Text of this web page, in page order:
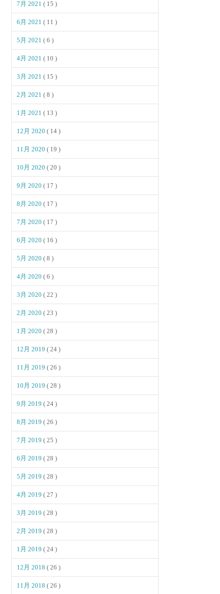
7月 2021( 15 )
6月 2021( 11 )
5月 2021( 6 )
4月 2021( 10 )
3月 2021( 15 )
2月 2021( 8 )
1月 2021( 13 )
12月 2020( 14 )
11月 2020( 19 )
10月 2020( 20 )
9月 2020( 17 )
8月 2020( 17 )
7月 2020( 17 )
6月 2020( 16 )
5月 2020( 8 )
4月 2020( 6 )
3月 2020( 22 )
2月 2020( 23 )
1月 2020( 28 )
12月 2019( 24 )
11月 2019( 26 )
10月 2019( 28 )
9月 2019( 24 )
8月 2019( 26 )
7月 2019( 25 )
6月 2019( 28 )
5月 2019( 28 )
4月 2019( 27 )
3月 2019( 28 )
2月 2019( 28 )
1月 2019( 24 )
12月 2018( 26 )
11月 2018( 26 )